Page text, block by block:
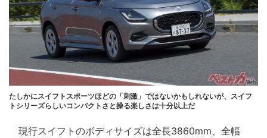
たしかにスイフトスポーツほどの「刺激」ではないかもしれないが、スイフ
トシリーズらしいコンパクトさと操る楽しさは十分以上だ
現行スイフトのボディサイズは全長3860mm、全幅